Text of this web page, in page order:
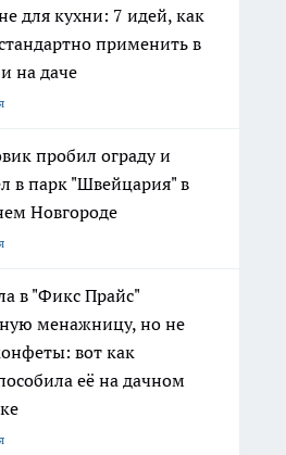
для кухни: 7 идей, как
применить в
на даче
пробил ограду и
в парк "Швейцария" в
Новгороде
в "Фикс Прайс"
менажницу, но не
вот как
её на дачном